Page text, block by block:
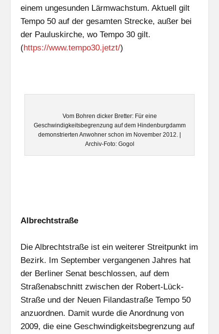
einem ungesunden Lärmwachstum. Aktuell gilt
Tempo 50 auf der gesamten Strecke, außer bei
der Pauluskirche, wo Tempo 30 gilt.
(https://www.tempo30.jetzt/)
Vom Bohren dicker Bretter: Für eine
Geschwindigkeitsbegrenzung auf dem Hindenburgdamm
demonstrierten Anwohner schon im November 2012. |
Archiv-Foto: Gogol
Albrechtstraße
Die Albrechtstraße ist ein weiterer Streitpunkt im
Bezirk. Im September vergangenen Jahres hat
der Berliner Senat beschlossen, auf dem
Straßenabschnitt zwischen der Robert-Lück-
Straße und der Neuen Filandastraße Tempo 50
anzuordnen. Damit wurde die Anordnung von
2009, die eine Geschwindigkeitsbegrenzung auf